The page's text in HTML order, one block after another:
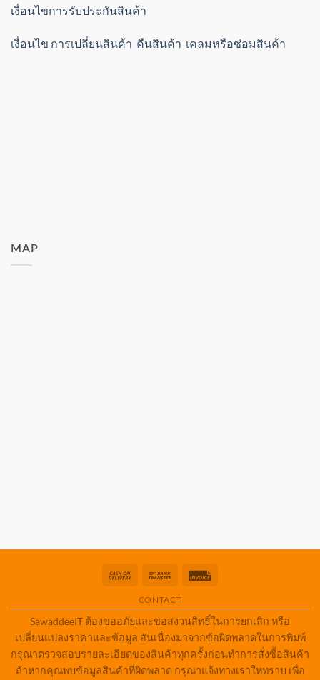
เงื่อนไขการรับประกันสินค้า
เงื่อนไข การเปลี่ยนสินค้า คืนสินค้า เคลมหรือซ่อมสินค้า
MAP
Cash
Delivery
Bank
CONTACT
SawaddeeIT ต้องขออภัยและขอสงวนสิทธิ์ในการยกเลิก หรือ
เปลี่ยนแปลงราคาและข้อมูล อันเนื่องมาจากข้อผิดพลาดในการพิมพ์
กรุณาตรวจสอบรายละเอียดของสินค้าทุกครั้งก่อนทำการสั่งซื้อสินค้า
ถ้าหากคุณพบข้อมูลสินค้าที่ผิดพลาด กรุณาแจ้งทางเราใหทราบ เพื่อ